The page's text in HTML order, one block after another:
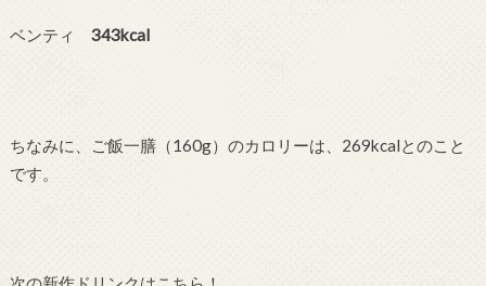
ベンティ 343kcal
ちなみに、ご飯一膳（160g）のカロリーは、269kcalとのこと
です。